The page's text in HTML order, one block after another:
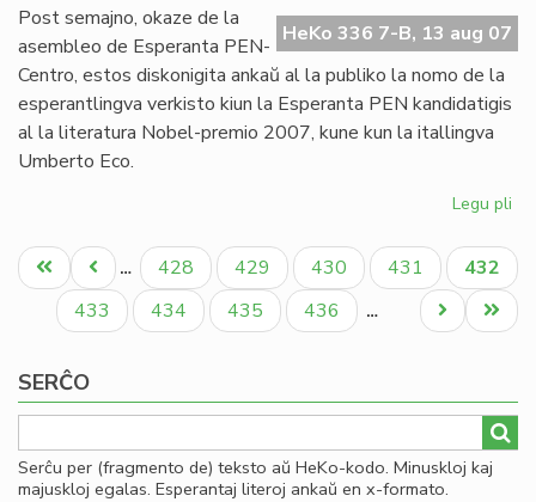
HeKo 336 7-B, 13 aug 07
Post semajno, okaze de la
asembleo de Esperanta PEN-
Centro, estos diskonigita ankaŭ al la publiko la nomo de la
esperantlingva verkisto kiun la Esperanta PEN kandidatigis
al la literatura Nobel-premio 2007, kune kun la itallingva
Umberto Eco.
Legu pli
por
Pagination
Unua
paĝo
Antaŭa
paĝo
… Paĝo
428 Paĝo
429 Paĝo
430 Paĝo
431
Aktuala
paĝo
432
Paĝo
433 Paĝo
434 Paĝo
435 Paĝo
436 …
Last
page
Next
page
SERĈO
Serĉu per (fragmento de) teksto aŭ HeKo-kodo. Minuskloj kaj
majuskloj egalas. Esperantaj literoj ankaŭ en x-formato.